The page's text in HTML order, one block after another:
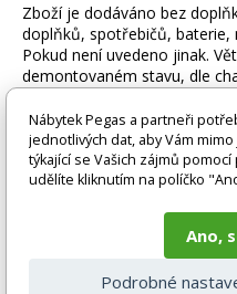
Zboží je dodáváno bez
doplňků, spotřebičů, baterie,
Pokud není uvedeno jinak.
demontovaném stavu, dle
vlivem nastavení monitoru a
případě nejasností
pegas@nabytek-pegas.cz či
Nábytek Pegas a partneři
jednotlivých dat, aby Vám
týkající se Vašich zájmů
udělíte kliknutím na políčko
Ano,
Podrobné